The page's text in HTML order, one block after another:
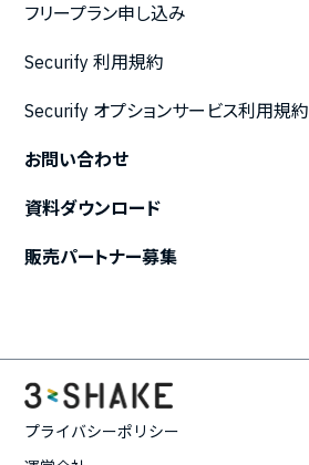
フリープラン申し込み
Securify 利用規約
Securify オプションサービス利用規約
お問い合わせ
資料ダウンロード
販売パートナー募集
プライバシーポリシー